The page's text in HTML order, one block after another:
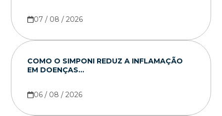
07 / 08 / 2026
COMO O SIMPONI REDUZ A INFLAMAÇÃO
EM DOENÇAS...
06 / 08 / 2026